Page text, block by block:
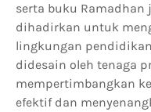
serta buku Ramadhan
dihadirkan untuk
lingkungan
didesain oleh tenaga
mempertimbangkan
efektif dan